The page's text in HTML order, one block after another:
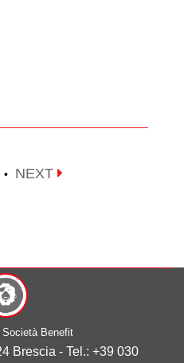
• NEXT
Benefit
Brescia - Tel.: +39 030